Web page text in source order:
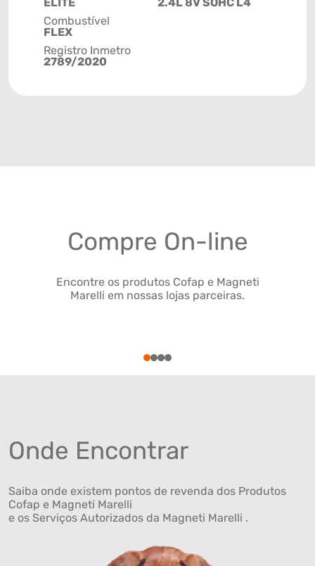
ELITE
2.4L 8V SOHC L4
Combustível
FLEX
Registro Inmetro
2789/2020
Compre On-line
Encontre os produtos Cofap e Magneti
Marelli em nossas lojas parceiras.
1234
Onde Encontrar
Saiba onde existem pontos de revenda dos Produtos
Cofap e Magneti Marelli
e os Serviços Autorizados da Magneti Marelli .